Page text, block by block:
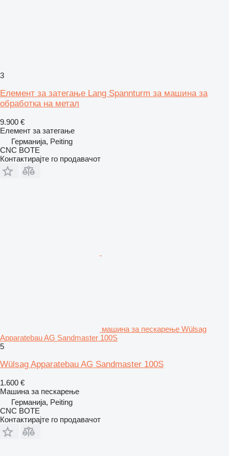
3
Елемент за затегање Lang Spannturm за машина за
обработка на метал
9.900 €
Елемент за затегање
Германија, Peiting
CNC BOTE
Контактирајте го продавачот
машина за пескарење Wülsag
Apparatebau AG Sandmaster 100S
5
Wülsag Apparatebau AG Sandmaster 100S
1.600 €
Машина за пескарење
Германија, Peiting
CNC BOTE
Контактирајте го продавачот